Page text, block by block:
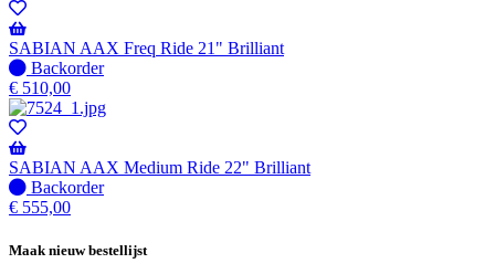
-
Wordt
verzonden
wanneer
beschikbaar
SABIAN AAX Freq Ride 21" Brilliant
Niet
op
voorraad
-
Wordt
verzonden
wanneer
beschikbaar
Backorder
€ 510,00
SABIAN AAX Medium Ride 22" Brilliant
Niet
op
-
Backorder
€ 555,00
Maak nieuw bestellijst